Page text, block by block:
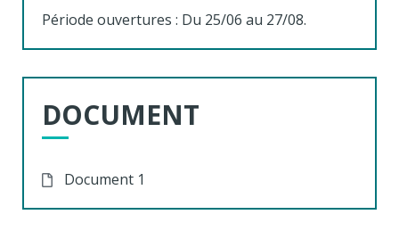
Période ouvertures : Du 25/06 au 27/08.
DOCUMENT
Document 1